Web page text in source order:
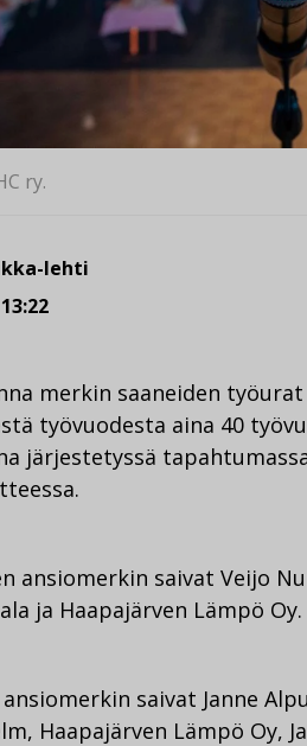
ry.
lehti
merkin saaneiden
työvuodesta aina 40
järjestetyssä
ansiomerkin saivat Veijo
ja Haapajärven Lämpö Oy.
saivat Janne
Haapajärven Lämpö Oy,